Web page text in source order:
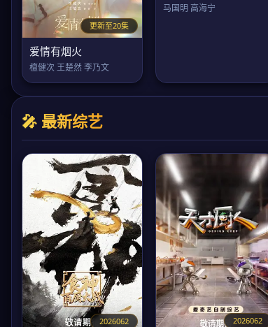
更新至20集
爱情有烟火
檀健次 王楚然 李乃文
马国明 高海宁
🎤 最新综艺
2026062 2026062